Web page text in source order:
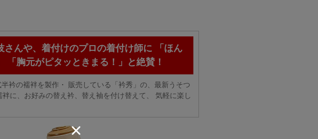
さんや、着付けのプロの着付け師に 「ほん
「胸元がピタッときまる！」と絶賛！
衿の襦袢を製作・ 販売している「衿秀」の、最新うそつ
に、お好みの替え衿、替え袖を付け替えて、 気軽に楽し